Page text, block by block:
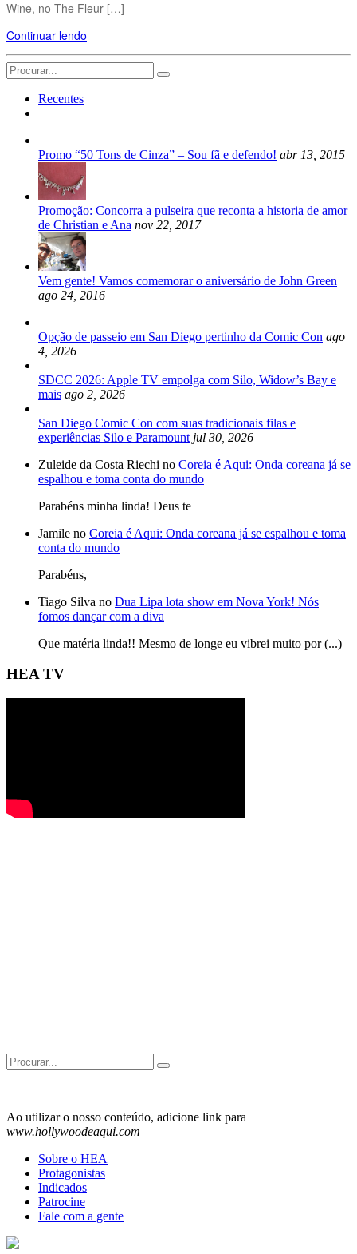
Wine, no The Fleur […]
Continuar lendo
Search
for:
Recentes
Promo “50 Tons de Cinza” – Sou fã e defendo! abr 13, 2015
Promoção: Concorra a pulseira que reconta a historia de amor
de Christian e Ana nov 22, 2017
Vem gente! Vamos comemorar o aniversário de John Green
ago 24, 2016
Opção de passeio em San Diego pertinho da Comic Con ago
4, 2026
SDCC 2026: Apple TV empolga com Silo, Widow’s Bay e
mais ago 2, 2026
San Diego Comic Con com suas tradicionais filas e
experiências Silo e Paramount jul 30, 2026
Zuleide da Costa Riechi no Coreia é Aqui: Onda coreana já se
espalhou e toma conta do mundo
Parabéns minha linda! Deus te
Jamile no Coreia é Aqui: Onda coreana já se espalhou e toma
conta do mundo
Parabéns,
Tiago Silva no Dua Lipa lota show em Nova York! Nós
fomos dançar com a diva
Que matéria linda!! Mesmo de longe eu vibrei muito por (...)
HEA TV
Search
for:
Ao utilizar o nosso conteúdo, adicione link para
www.hollywoodeaqui.com
Sobre o HEA
Protagonistas
Indicados
Patrocine
Fale com a gente